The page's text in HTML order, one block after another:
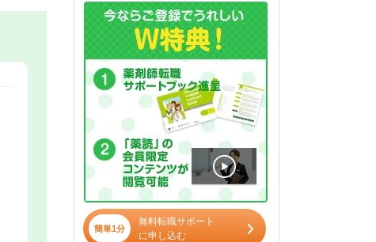
簡単1分
無料転職サポート
に申し込む